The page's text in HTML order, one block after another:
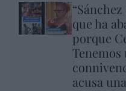
que ha
porque
acusa